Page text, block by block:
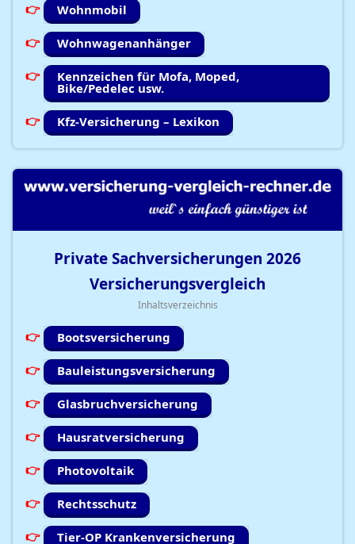
Wohnmobil
Wohnwagenanhänger
Kennzeichen für Mofa, Moped,
Bike/Pedelec usw.
Kfz-Versicherung – Lexikon
Private Sachversicherungen 2026
Versicherungsvergleich
Inhaltsverzeichnis
Bootsversicherung
Bauleistungsversicherung
Glasbruchversicherung
Hausratversicherung
Photovoltaik
Rechtsschutz
Tier-OP Krankenversicherung